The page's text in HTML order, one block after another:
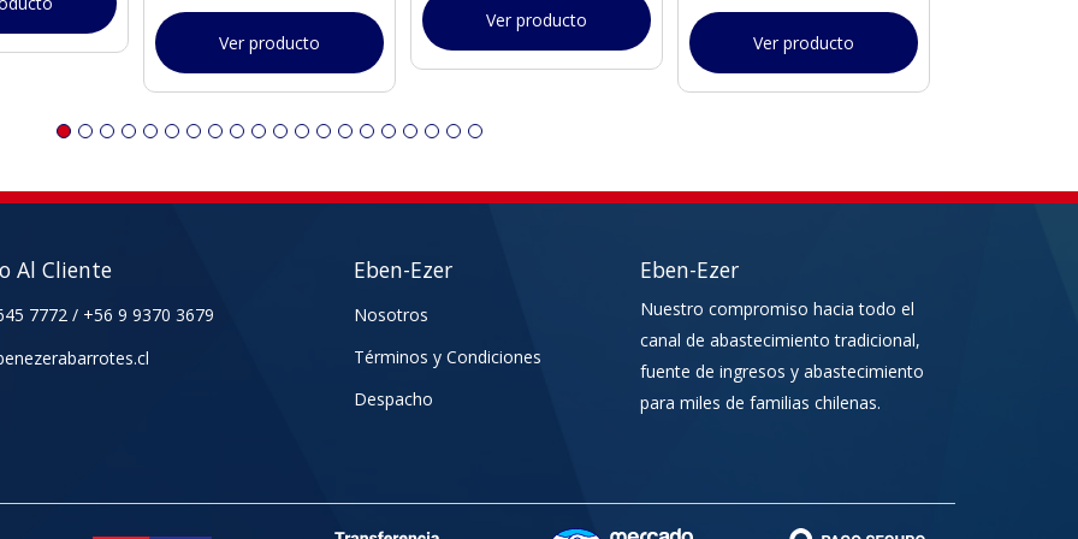
Ver producto
Ver producto
Ver producto
Al Cliente
7772 / +56 9 9370 3679
Eben-Ezer
Nosotros
Términos y Condiciones
Despacho
Eben-Ezer
Nuestro compromiso hacia todo el
canal de abastecimiento tradicional,
fuente de ingresos y abastecimiento
para miles de familias chilenas.